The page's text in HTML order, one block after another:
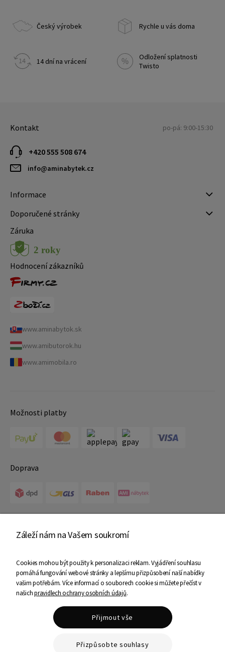
Český výrobek Rychle u vás doma
14 dní na vrácení
Odložení splatnosti
Twisto
Kontakt po-pá: 9:00-15:30
+420 555 508 674
info@aminabytek.cz
Informace
Doporučené stránky
Záruka
Hodnocení zákazníků
www.aminabytok.sk
www.amibutorok.hu
www.amimobila.ro
Možnosti platby
Doprava
Copyright © 2025 Ami Nábytek - Všechna práva vyhrazena
Shoper Premium
Záleží nám na Vašem soukromí
Cookies mohou být použity k personalizaci reklam. Vyjádření souhlasu
pomáhá fungování webové stránky a lepšímu přizpůsobení naší nabídky
vašim potřebám. Více informací o souborech cookie si můžete přečíst v
našichpravidlech ochrany osobních údajů.
Přizpůsobte souhlasy
Přijmout vše